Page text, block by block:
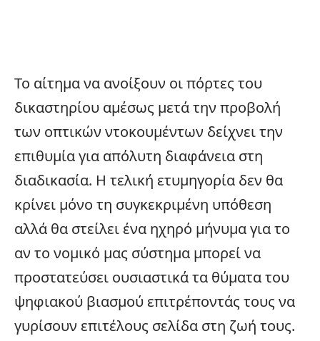
Το αίτημα να ανοίξουν οι πόρτες του
δικαστηρίου αμέσως μετά την προβολή
των οπτικών ντοκουμέντων δείχνει την
επιθυμία για απόλυτη διαφάνεια στη
διαδικασία. Η τελική ετυμηγορία δεν θα
κρίνει μόνο τη συγκεκριμένη υπόθεση
αλλά θα στείλει ένα ηχηρό μήνυμα για το
αν το νομικό μας σύστημα μπορεί να
προστατεύσει ουσιαστικά τα θύματα του
ψηφιακού βιασμού επιτρέποντάς τους να
γυρίσουν επιτέλους σελίδα στη ζωή τους.